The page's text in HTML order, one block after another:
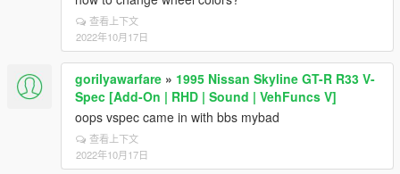
查看上下文
2022年10月17日
gorilyawarfare » 1995 Nissan Skyline GT-R R33 V-
Spec [Add-On | RHD | Sound | VehFuncs V]
oops vspec came in with bbs mybad
查看上下文
2022年10月17日